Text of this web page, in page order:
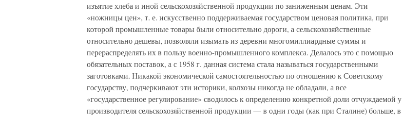
изъятие хлеба и иной сельскохозяйственной продукции по заниженным ценам. Эти
«ножницы цен», т. е. искусственно поддерживаемая государством ценовая политика, при
которой промышленные товары были относительно дороги, а сельскохозяйственные
относительно дешевы, позволяли изымать из деревни многомиллиардные суммы и
перераспределять их в пользу военно-промышленного комплекса. Делалось это с помощью
обязательных поставок, а с 1958 г. данная система стала называться государственными
заготовками. Никакой экономической самостоятельностью по отношению к Советскому
государству, подчеркивают эти историки, колхозы никогда не обладали, а все
«государственное регулирование» сводилось к определению конкретной доли отчуждаемой у
производителя сельскохозяйственной продукции — в одни годы (как при Сталине) больше, в